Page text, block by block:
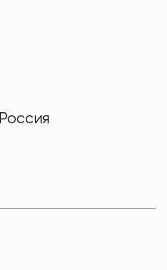
Россия